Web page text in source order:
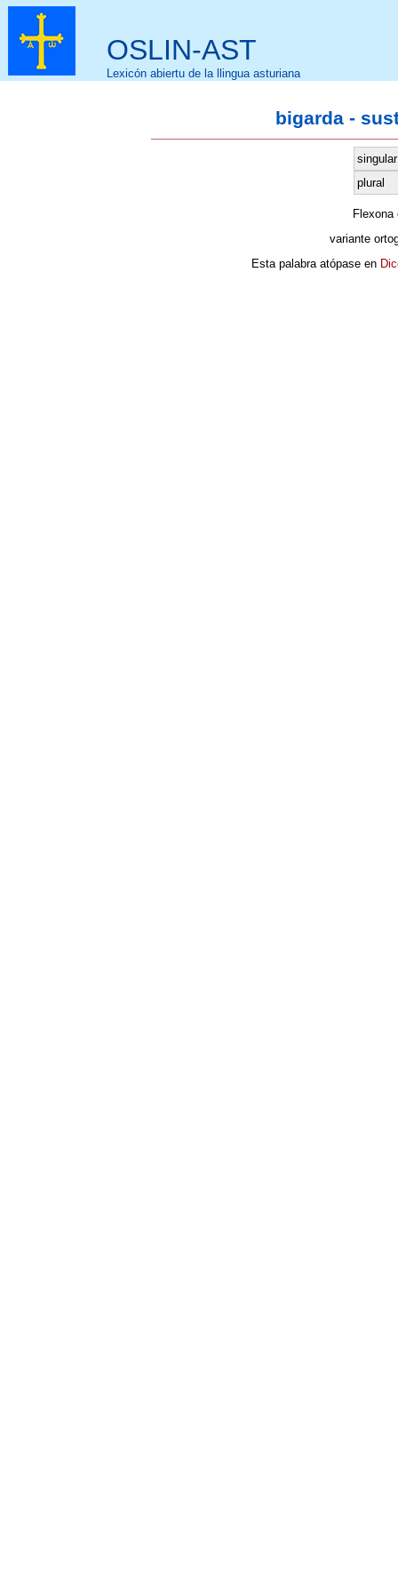
OSLIN-AST
Lexicón abiertu de la llingua asturiana
bigarda -
singular
plural
variante
Esta palabra atópase en